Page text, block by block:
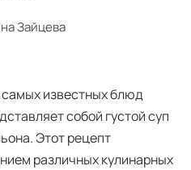
Зайцева
известных блюд
собой густой суп
Этот рецепт
различных кулинарных